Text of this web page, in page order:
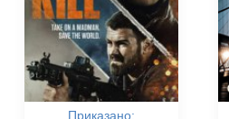
Приказано: